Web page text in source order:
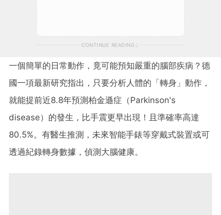
CONTINUE READING
一個簡單的日常動作，竟可能預知嚴重的腦部疾病？德
國一項最新研究指出，只要分析人體的「轉身」動作，
就能提前近8.8年預測柏金遜症（Parkinson's
disease）的發生，比手震更早出現！且準確率高達
80.5%。有醫生推測，未來智能手錶等穿戴式裝置或可
透過紀錄轉身數據，偵測大腦健康。